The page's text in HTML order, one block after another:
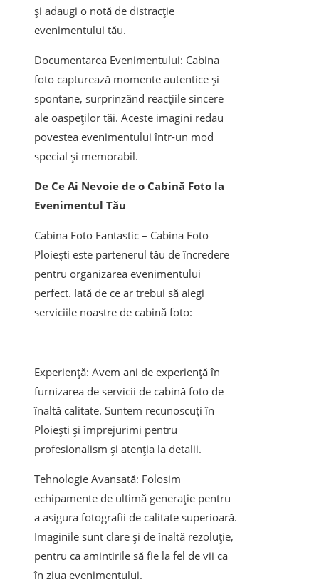
și adaugi o notă de distracție
evenimentului tău.
Documentarea Evenimentului: Cabina
foto capturează momente autentice și
spontane, surprinzând reacțiile sincere
ale oaspeților tăi. Aceste imagini redau
povestea evenimentului într-un mod
special și memorabil.
De Ce Ai Nevoie de o Cabină Foto la
Evenimentul Tău
Cabina Foto Fantastic – Cabina Foto
Ploiești este partenerul tău de încredere
pentru organizarea evenimentului
perfect. Iată de ce ar trebui să alegi
serviciile noastre de cabină foto:
Experiență: Avem ani de experiență în
furnizarea de servicii de cabină foto de
înaltă calitate. Suntem recunoscuți în
Ploiești și împrejurimi pentru
profesionalism și atenția la detalii.
Tehnologie Avansată: Folosim
echipamente de ultimă generație pentru
a asigura fotografii de calitate superioară.
Imaginile sunt clare și de înaltă rezoluție,
pentru ca amintirile să fie la fel de vii ca
în ziua evenimentului.